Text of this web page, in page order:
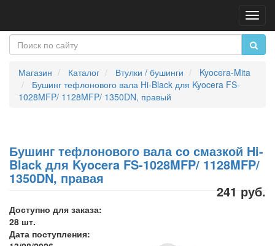
Магазин Каталог Втулки / бушинги
Kyocera-Mita
Бушинг тефлонового вала Hi-Black для Kyocera FS-
1028MFP/ 1128MFP/ 1350DN, правый
Бушинг тефлонового вала со смазкой Hi-
Black для Kyocera FS-1028MFP/ 1128MFP/
1350DN, правая
241 руб.
Доступно для заказа:
28 шт.
Дата поступления: